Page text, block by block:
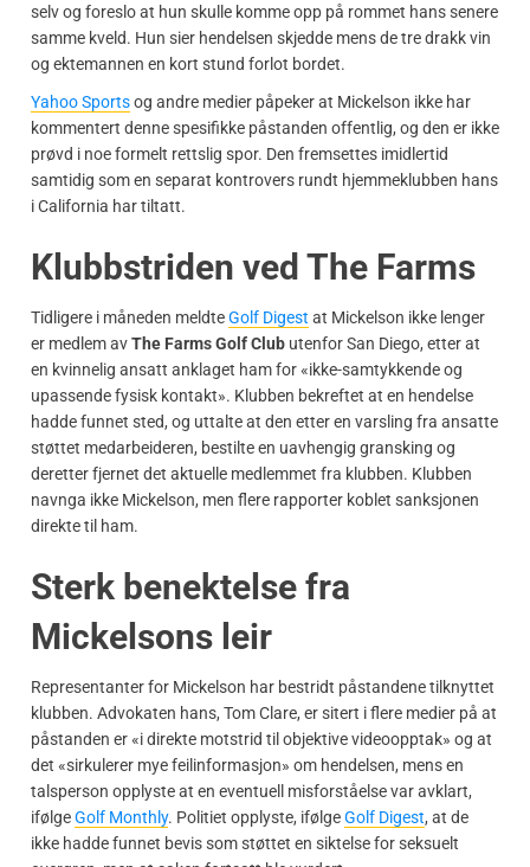
selv og foreslo at hun skulle komme opp på rommet hans senere
samme kveld. Hun sier hendelsen skjedde mens de tre drakk vin
og ektemannen en kort stund forlot bordet.
Yahoo Sportsog andre medier påpeker at Mickelson ikke har
kommentert denne spesifikke påstanden offentlig, og den er ikke
prøvd i noe formelt rettslig spor. Den fremsettes imidlertid
samtidig som en separat kontrovers rundt hjemmeklubben hans
i California har tiltatt.
Klubbstriden ved The Farms
Tidligere i måneden meldteGolf Digest at Mickelson ikke lenger
er medlem avThe Farms Golf Club utenfor San Diego, etter at
en kvinnelig ansatt anklaget ham for «ikke-samtykkende og
upassende fysisk kontakt». Klubben bekreftet at en hendelse
hadde funnet sted, og uttalte at den etter en varsling fra ansatte
støttet medarbeideren, bestilte en uavhengig gransking og
deretter fjernet det aktuelle medlemmet fra klubben. Klubben
navnga ikke Mickelson, men flere rapporter koblet sanksjonen
direkte til ham.
Sterk benektelse fra
Mickelsons leir
Representanter for Mickelson har bestridt påstandene tilknyttet
klubben. Advokaten hans, Tom Clare, er sitert i flere medier på at
påstanden er «i direkte motstrid til objektive videoopptak» og at
det «sirkulerer mye feilinformasjon» om hendelsen, mens en
talsperson opplyste at en eventuell misforståelse var avklart,
ifølgeGolf Monthly. Politiet opplyste, ifølgeGolf Digest, at de
ikke hadde funnet bevis som støttet en siktelse for seksuelt